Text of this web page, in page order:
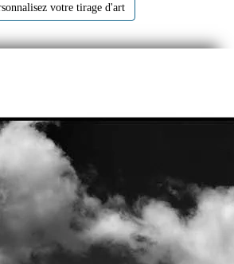
votre tirage d'art